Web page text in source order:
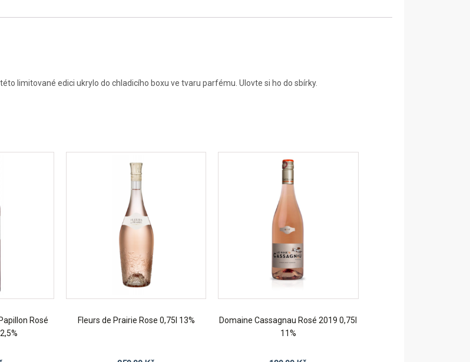
limitované edici ukrylo do chladicího boxu ve tvaru parfému. Ulovte si ho do sbírky.
Rosé
Fleurs de Prairie Rose 0,75l 13%
Domaine Cassagnau Rosé 2019 0,75l
11%